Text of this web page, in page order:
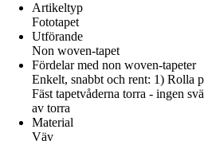
Artikeltyp
Fototapet
Utförande
Non woven-tapet
Fördelar med non woven-tapeter
Enkelt, snabbt och rent: 1) Rolla
Fäst tapetvåderna torra - ingen
av torra
Material
Väv